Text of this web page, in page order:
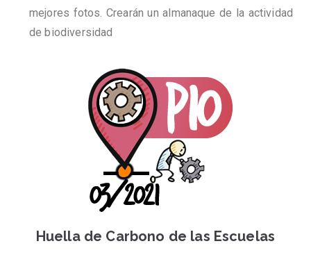
mejores fotos. Crearán un almanaque de la actividad
de biodiversidad
Huella de Carbono de las Escuelas